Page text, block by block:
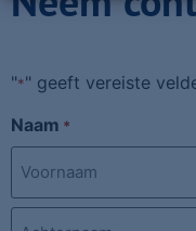
"*" geeft vereiste
Naam *